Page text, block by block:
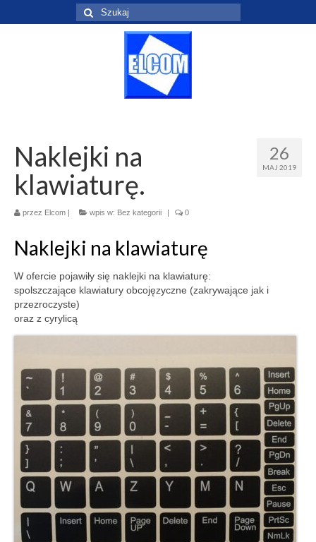
Szuklaj
w:
26
MAJ 2019
Naklejki na
klawiaturę.
przez Elcom | wpis w: Bez kategorii | 0
Naklejki na klawiaturę
W ofercie pojawiły się naklejki na klawiaturę:
spolszczające klawiatury obcojęzyczne (zakrywające jak i
przezroczyste)
oraz z cyrylicą